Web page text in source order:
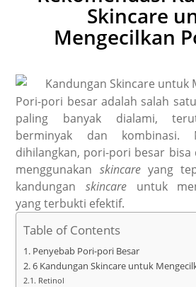
Skincare
Mengecilkan
Pori-pori besar adalah salah
paling banyak dialami,
berminyak dan kombinasi.
dihilangkan, pori-pori besar bisa
menggunakan skincareyang
kandungan skincareuntuk
yang terbukti efektif.
Table of Contents
Penyebab Pori-pori Besar
6 Kandungan Skincare untuk
Retinol